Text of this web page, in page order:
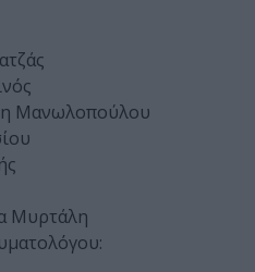
Μανωλοπούλου
Μυρτάλη